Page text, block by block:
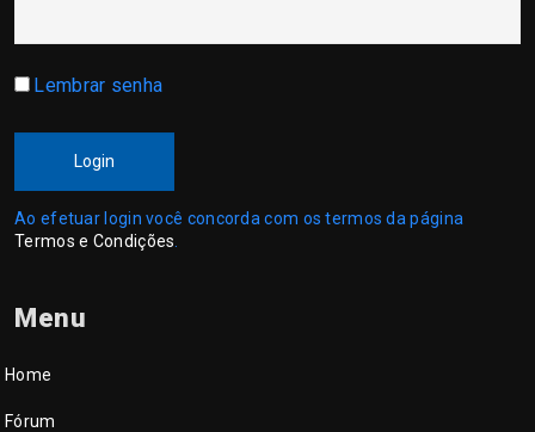
Lembrar senha
Login
Ao efetuar login você concorda com os termos da página
Termos e Condições
Menu
Home
Fórum